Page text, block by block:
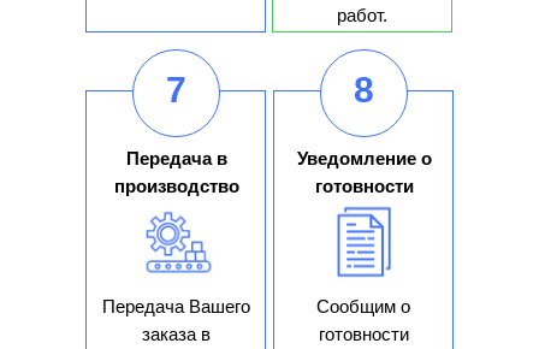
работ.
Передача в
производство
Передача Вашего
заказа в
7
Уведомление о
готовности
Сообщим о
готовности
8
обработку персональных данных на
условияхПолитики конфиденциальности
обработки персональных данных
Я согласен получать рекламные и
информационные материалы
Отправить